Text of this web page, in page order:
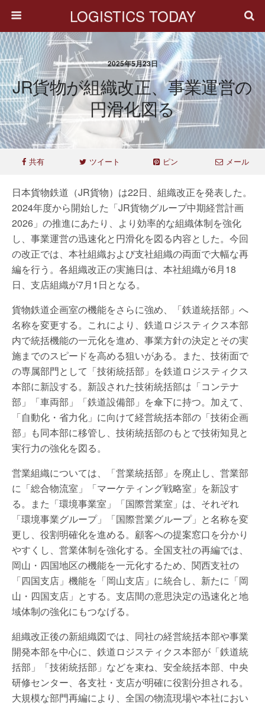
LOGISTICS TODAY
2025年5月23日
JR貨物が組織改正、事業運営の
円滑化図る
共有 ツイート ピン メール
日本貨物鉄道（JR貨物）は22日、組織改正を発表した。
2024年度から開始した「JR貨物グループ中期経営計画
2026」の推進にあたり、より効率的な組織体制を強化
し、事業運営の迅速化と円滑化を図る内容とした。今回
の改正では、本社組織および支社組織の両面で大幅な再
編を行う。各組織改正の実施日は、本社組織が6月18
日、支店組織が7月1日となる。
貨物鉄道企画室の機能をさらに強め、「鉄道統括部」へ
名称を変更する。これにより、鉄道ロジスティクス本部
内で統括機能の一元化を進め、事業方針の決定とその実
施までのスピードを高める狙いがある。また、技術面で
の専属部門として「技術統括部」を鉄道ロジスティクス
本部に新設する。新設された技術統括部は「コンテナ
部」「車両部」「鉄道設備部」を傘下に持つ。加えて、
「自動化・省力化」に向けて経営統括本部の「技術企画
部」も同本部に移管し、技術統括部のもとで技術知見と
実行力の強化を図る。
営業組織については、「営業統括部」を廃止し、営業部
に「総合物流室」「マーケティング戦略室」を新設す
る。また「環境事業室」「国際営業室」は、それぞれ
「環境事業グループ」「国際営業グループ」と名称を変
更し、役割明確化を進める。顧客への提案窓口を分かり
やすくし、営業体制を強化する。全国支社の再編では、
岡山・四国地区の機能を一元化するため、関西支社の
「四国支店」機能を「岡山支店」に統合し、新たに「岡
山・四国支店」とする。支店間の意思決定の迅速化と地
域体制の強化にもつなげる。
組織改正後の新組織図では、同社の経営統括本部や事業
開発本部を中心に、鉄道ロジスティクス本部が「鉄道統
括部」「技術統括部」などを束ね、安全統括本部、中央
研修センター、各支社・支店が明確に役割分担される。
大規模な部門再編により、全国の物流現場や本社におい